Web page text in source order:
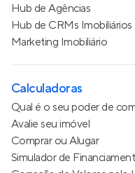
Hub de Agências
Hub de CRMs Imobiliários
Marketing Imobiliário
Calculadoras
Qual é o seu poder de
Avalie seu imóvel
Comprar ou Alugar
Simulador de